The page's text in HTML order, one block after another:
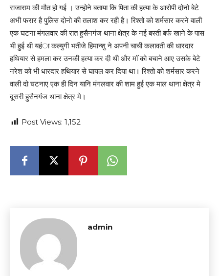
राजाराम की मौत हो गई । उन्होने बताया कि पिता की हत्या के आरोपी दोनो बेटे
अभी फरार है पुलिस दोनो की तलाश कर रही है। रिश्तो को शर्मसार करने वाली
एक घटना मंगलवार की रात हुसैनगंज थाना क्षेत्र के नई बस्ती बर्फ खाने के पास
भी हुई थी यहंा कल्युगी भतीजे हिमान्शु ने अपनी चाची कलावती की धारदार
हथियार से हमला कर उनकी हत्या कर दी थी और माॅ को बचाने आए उसके बेटे
नरेश को भी धारदार हथियार से घायल कर दिया था। रिश्तो को शर्मसार करने
वाली दो घटनाए एक ही दिन यानि मंगलवार की शाम हुई एक माल थाना क्षेत्र मे
दूसरी हुसैनगंज थाना क्षेत्र मे।
Post Views: 1,152
admin